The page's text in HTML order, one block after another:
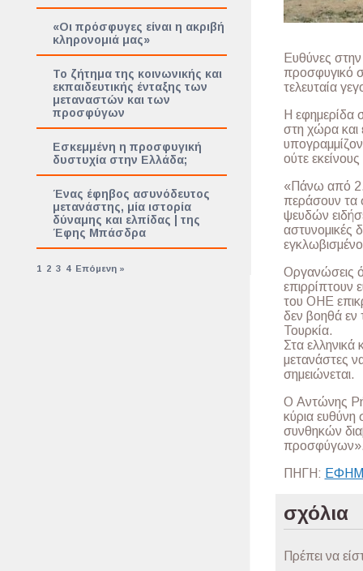
«Οι πρόσφυγες είναι η ακριβή
κληρονομιά μας»
Το ζήτημα της κοινωνικής και
εκπαιδευτικής ένταξης των
μεταναστών και των
προσφύγων
Εσκεμμένη η προσφυγική
δυστυχία στην Ελλάδα;
Ένας έφηβος ασυνόδευτος
μετανάστης, μία ιστορία
δύναμης και ελπίδας | της
Έφης Μπάσδρα
1 2 3 4 Επόμενη »
Ευθύνες
προσφυγικό
τελευταία
Η εφημερίδα
στη χώρα και
ούτε
«Πάνω από
περάσουν τα
ψευδών
αστυνομικές
Οργανώσεις
επιρρίπτουν
του ΟΗΕ
δεν βοηθά εν
Τουρκία.
Στα ελληνικά
μετανάστες
σημειώνεται.
Ο Αντώνης
κύρια
συνθηκών
ΠΗΓΗ:
σχόλια
Πρέπει να